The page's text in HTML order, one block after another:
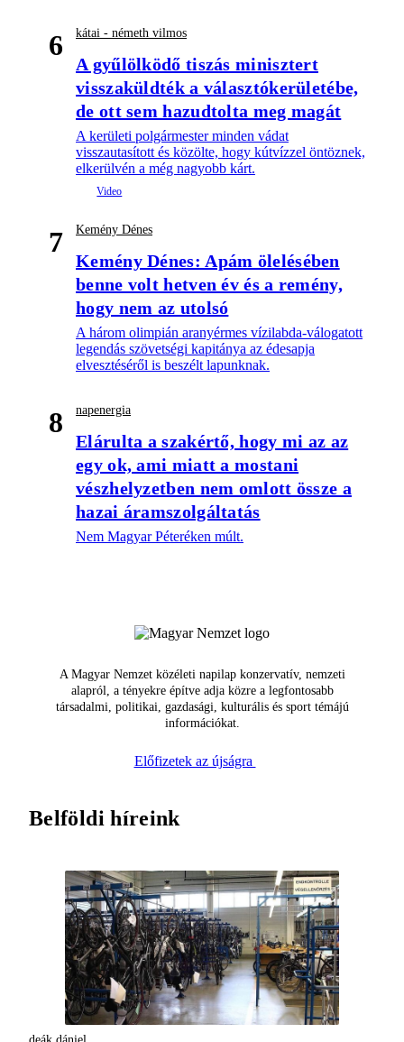
6 kátai - németh vilmos
A gyűlölködő tiszás minisztert
visszaküldték a választókerületébe,
de ott sem hazudtolta meg magát
A kerületi polgármester minden vádat
visszautasított és közölte, hogy kútvízzel öntöznek,
elkerülvén a még nagyobb kárt.
7 Kemény Dénes
Kemény Dénes: Apám ölelésében
benne volt hetven év és a remény,
hogy nem az utolsó
A három olimpián aranyérmes vízilabda-válogatott
legendás szövetségi kapitánya az édesapja
elvesztéséről is beszélt lapunknak.
8 napenergia
Elárulta a szakértő, hogy mi az az
egy ok, ami miatt a mostani
vészhelyzetben nem omlott össze a
hazai áramszolgáltatás
Nem Magyar Péteréken múlt.
A Magyar Nemzet közéleti napilap konzervatív, nemzeti
alapról, a tényekre építve adja közre a legfontosabb
társadalmi, politikai, gazdasági, kulturális és sport témájú
információkat.
Előfizetek az újságra
Belföldi híreink